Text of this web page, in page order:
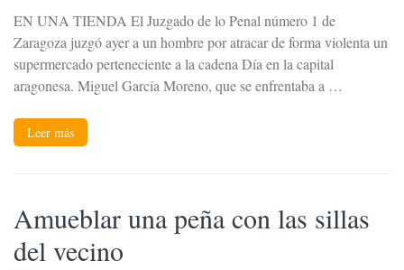
EN UNA TIENDA El Juzgado de lo Penal número 1 de
Zaragoza juzgó ayer a un hombre por atracar de forma violenta un
supermercado perteneciente a la cadena Día en la capital
aragonesa. Miguel García Moreno, que se enfrentaba a …
Leer más
Amueblar una peña con las sillas
del vecino